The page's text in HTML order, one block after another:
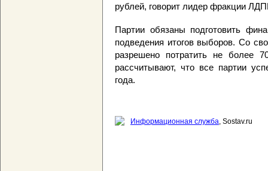
рублей, говорит лидер фракции
Партии обязаны подготовить
подведения итогов выборов. Со
разрешено потратить не более
рассчитывают, что все партии
года.
Информационная служба, Sostav.ru